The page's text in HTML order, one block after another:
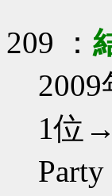
209 ：
1位